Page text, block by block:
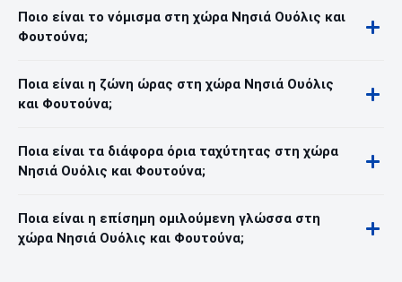
Ποιο είναι το νόμισμα στη χώρα Νησιά Ουόλις και
Φουτούνα;
Ποια είναι η ζώνη ώρας στη χώρα Νησιά Ουόλις
και Φουτούνα;
Ποια είναι τα διάφορα όρια ταχύτητας στη χώρα
Νησιά Ουόλις και Φουτούνα;
Ποια είναι η επίσημη ομιλούμενη γλώσσα στη
χώρα Νησιά Ουόλις και Φουτούνα;